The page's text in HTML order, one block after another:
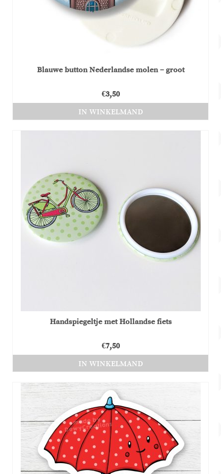
Blauwe button Nederlandse molen – groot
€3,50
IN WINKELMAND
Handspiegeltje met Hollandse fiets
€7,50
IN WINKELMAND